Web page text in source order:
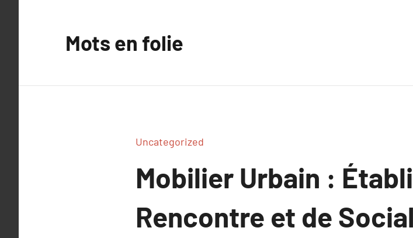
Mots en folie
Uncategorized
Mobilier Urbain :
Rencontre et de